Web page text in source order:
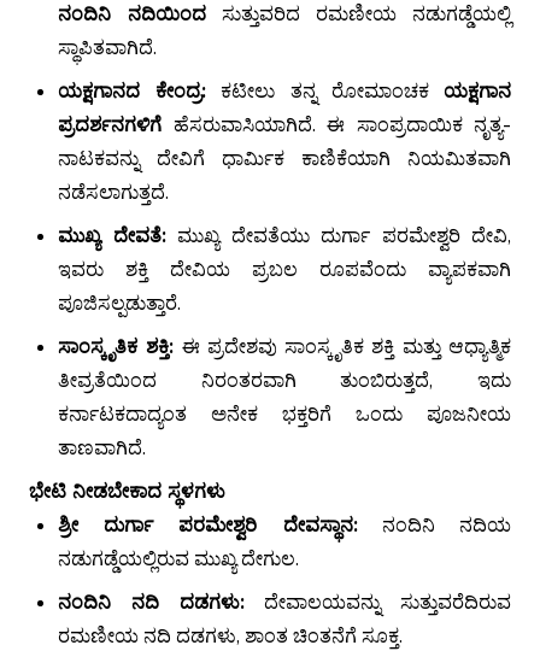
ನಂದಿನಿ ನದಿಯಿಂದ ಸುತ್ತುವರಿದ ರಮಣೀಯ ನಡುಗಡ್ಡೆಯಲ್ಲಿ
ಸ್ಥಾಪಿತವಾಗಿದೆ.
ಯಕ್ಷಗಾನದ ಕೇಂದ್ರ: ಕಟೀಲು ತನ್ನ ರೋಮಾಂಚಕಯಕ್ಷಗಾನ
ಪ್ರದರ್ಶನಗಳಿಗೆ ಹೆಸರುವಾಸಿಯಾಗಿದೆ. ಈ ಸಾಂಪ್ರದಾಯಿಕ ನೃತ್ಯ-
ನಾಟಕವನ್ನು ದೇವಿಗೆ ಧಾರ್ಮಿಕ ಕಾಣಿಕೆಯಾಗಿ ನಿಯಮಿತವಾಗಿ
ನಡೆಸಲಾಗುತ್ತದೆ.
ಮುಖ್ಯ ದೇವತೆ:ಮುಖ್ಯ ದೇವತೆಯು ದುರ್ಗಾ ಪರಮೇಶ್ವರಿ ದೇವಿ,
ಇವರು ಶಕ್ತಿ ದೇವಿಯ ಪ್ರಬಲ ರೂಪವೆಂದು ವ್ಯಾಪಕವಾಗಿ
ಪೂಜಿಸಲ್ಪಡುತ್ತಾರೆ.
ಸಾಂಸ್ಕೃತಿಕ ಶಕ್ತಿ: ಈ ಪ್ರದೇಶವು ಸಾಂಸ್ಕೃತಿಕ ಶಕ್ತಿ ಮತ್ತು ಆಧ್ಯಾತ್ಮಿಕ
ತೀವ್ರತೆಯಿಂದ ನಿರಂತರವಾಗಿ ತುಂಬಿರುತ್ತದೆ, ಇದು
ಕರ್ನಾಟಕದಾದ್ಯಂತ ಅನೇಕ ಭಕ್ತರಿಗೆ ಒಂದು ಪೂಜನೀಯ
ತಾಣವಾಗಿದೆ.
ಭೇಟಿ ನೀಡಬೇಕಾದ ಸ್ಥಳಗಳು
ಶ್ರೀ ದುರ್ಗಾ ಪರಮೇಶ್ವರಿ ದೇವಸ್ಥಾನ:ನಂದಿನಿ ನದಿಯ
ನಡುಗಡ್ಡೆಯಲ್ಲಿರುವ ಮುಖ್ಯ ದೇಗುಲ.
ನಂದಿನಿ ನದಿ ದಡಗಳು: ದೇವಾಲಯವನ್ನು ಸುತ್ತುವರೆದಿರುವ
ರಮಣೀಯ ನದಿ ದಡಗಳು, ಶಾಂತ ಚಿಂತನೆಗೆ ಸೂಕ್ತ.